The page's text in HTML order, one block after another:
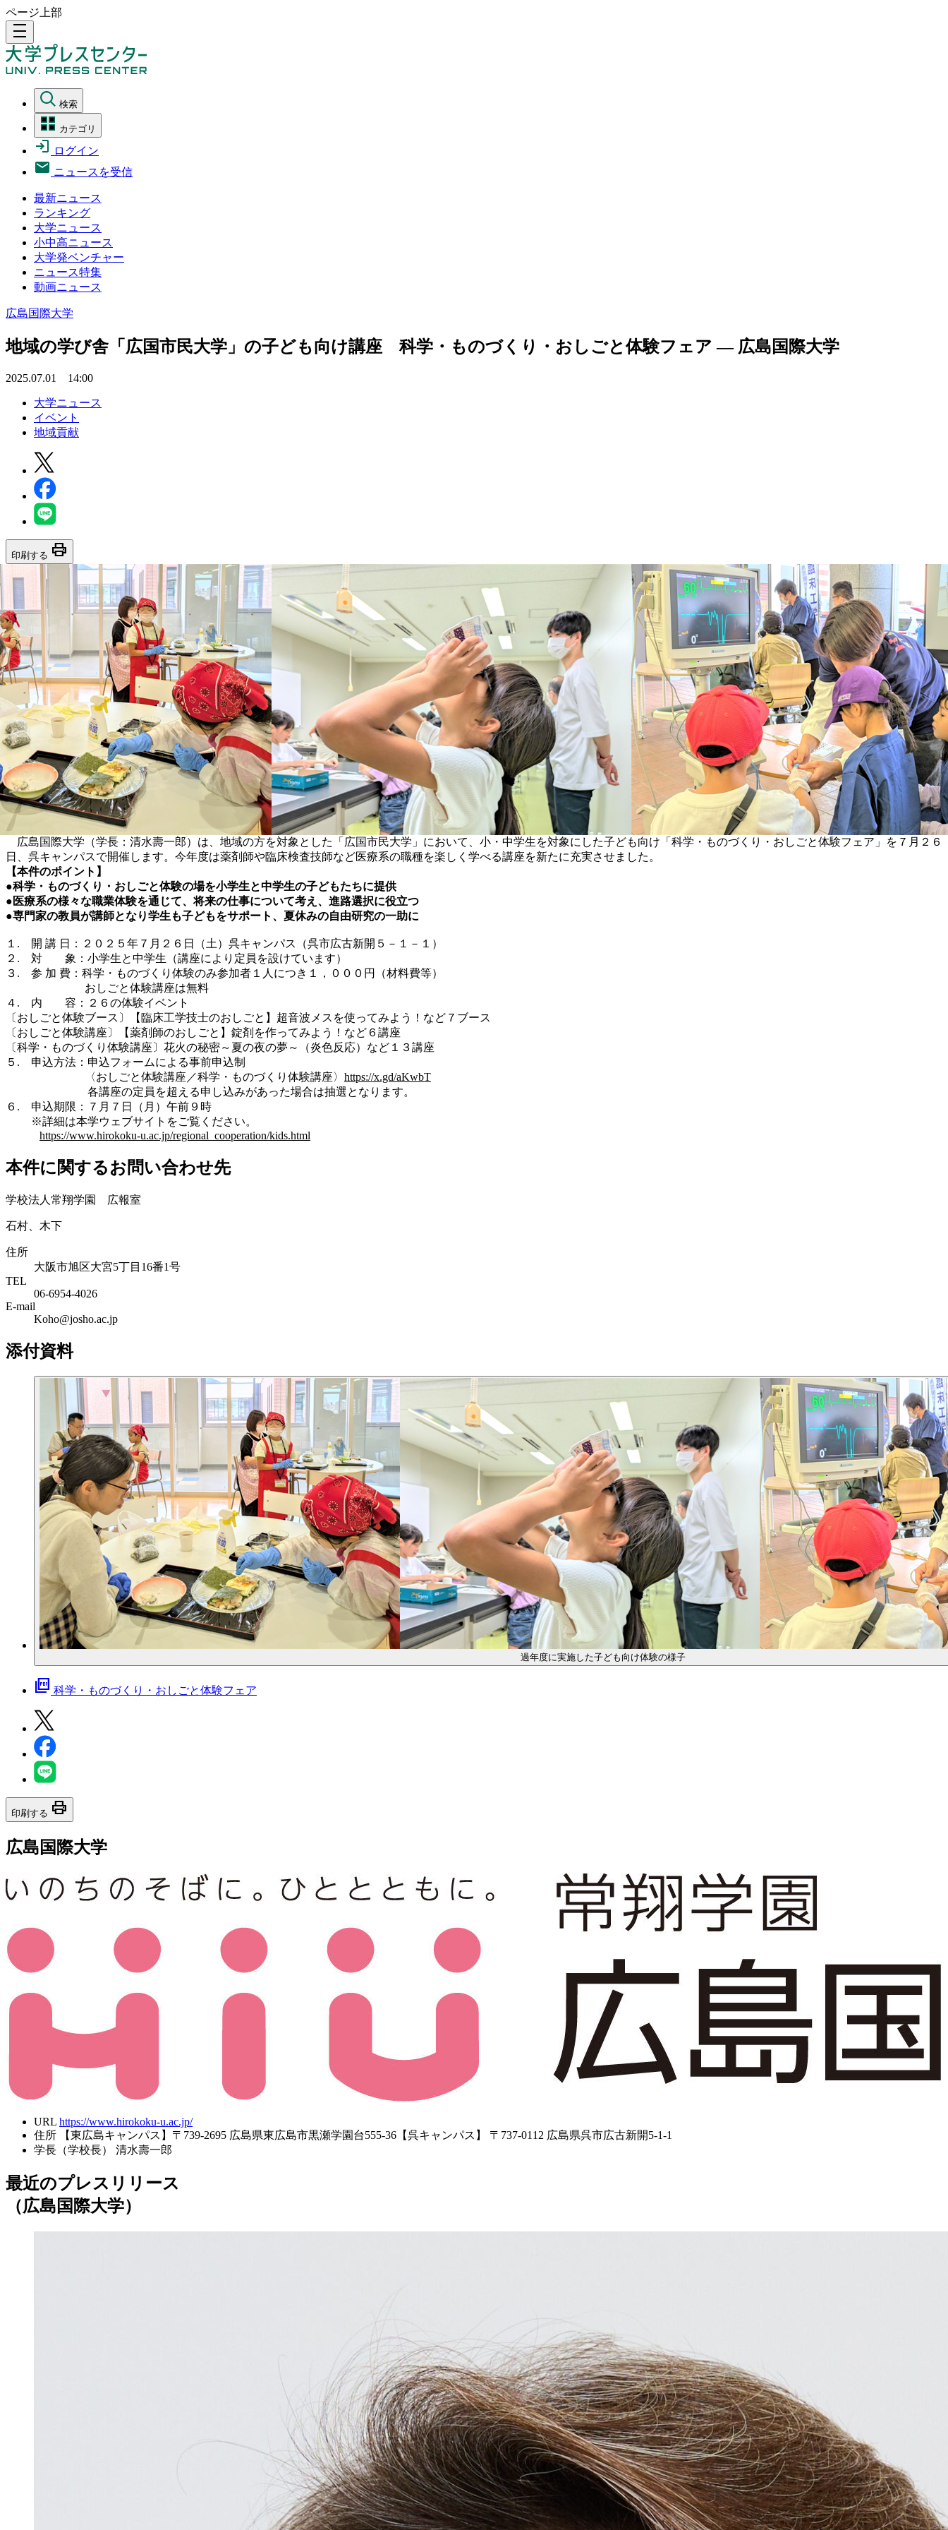
ページ上部
density_medium
検索
カテゴリ
ログイン
ニュースを受信
最新ニュース
ランキング
大学ニュース
小中高ニュース
大学発ベンチャー
ニュース特集
動画ニュース
広島国際大学
地域の学び舎「広国市民大学」の子ども向け講座 科学・ものづくり・おしごと体験フェア — 広島国際大学
2025.07.01 14:00
大学ニュース
イベント
地域貢献
印刷する print
広島国際大学（学長：清水壽一郎）は、地域の方を対象とした「広国市民大学」において、小・中学生を対象にした子ども向け「科学・ものづくり・おしごと体験フェア」を７月２６
日、呉キャンパスで開催します。今年度は薬剤師や臨床検査技師など医療系の職種を楽しく学べる講座を新たに充実させました。
【本件のポイント】
●科学・ものづくり・おしごと体験の場を小学生と中学生の子どもたちに提供
●医療系の様々な職業体験を通じて、将来の仕事について考え、進路選択に役立つ
●専門家の教員が講師となり学生も子どもをサポート、夏休みの自由研究の一助に
１. 開 講 日：２０２５年７月２６日（土）呉キャンパス（呉市広古新開５－１－１）
２. 対 象：小学生と中学生（講座により定員を設けています）
３. 参 加 費：科学・ものづくり体験のみ参加者１人につき１，０００円（材料費等）
おしごと体験講座は無料
４. 内 容：２６の体験イベント
〔おしごと体験ブース〕【臨床工学技士のおしごと】超音波メスを使ってみよう！など７ブース
〔おしごと体験講座〕【薬剤師のおしごと】錠剤を作ってみよう！など６講座
〔科学・ものづくり体験講座〕花火の秘密～夏の夜の夢～（炎色反応）など１３講座
５. 申込方法：申込フォームによる事前申込制
〈おしごと体験講座／科学・ものづくり体験講座〉 https://x.gd/aKwbT
各講座の定員を超える申し込みがあった場合は抽選となります。
６. 申込期限：７月７日（月）午前９時
※詳細は本学ウェブサイトをご覧ください。
https://www.hirokoku-u.ac.jp/regional_cooperation/kids.html
本件に関するお問い合わせ先
学校法人常翔学園 広報室
石村、木下
住所
大阪市旭区大宮5丁目16番1号
TEL
06-6954-4026
E-mail
Koho@josho.ac.jp
添付資料
過年度に実施した子ども向け体験の様子
picture_as_pdf 科学・ものづくり・おしごと体験フェア
印刷する print
広島国際大学
URL https://www.hirokoku-u.ac.jp/
住所
【東広島キャンパス】〒739-2695 広島県東広島市黒瀬学園台555-36【呉キャンパス】 〒737-0112 広島県呉市広古新開5-1-1
学長（学校長）
清水壽一郎
最近のプレスリリース
（広島国際大学）